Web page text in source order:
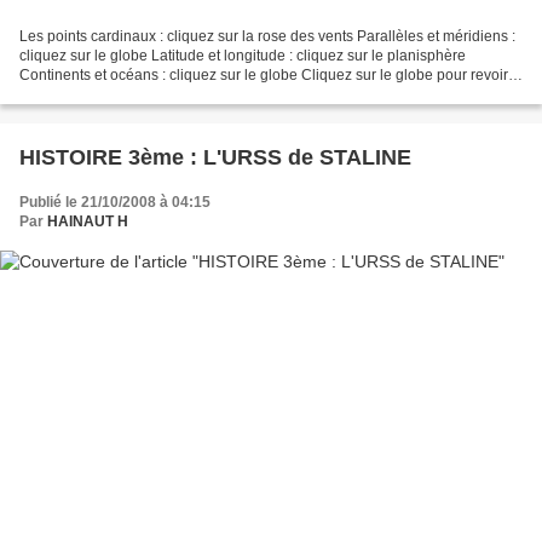
Les points cardinaux : cliquez sur la rose des vents Parallèles et méridiens :
cliquez sur le globe Latitude et longitude : cliquez sur le planisphère
Continents et océans : cliquez sur le globe Cliquez sur le globe pour revoir
HISTOIRE 3ème : L'URSS de STALINE
Publié le 21/10/2008 à 04:15
Par HAINAUT H